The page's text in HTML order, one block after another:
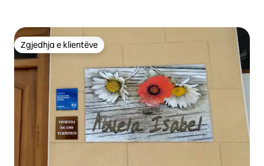
Zgjedhja e klientëve
Zgjedhja e klientëve